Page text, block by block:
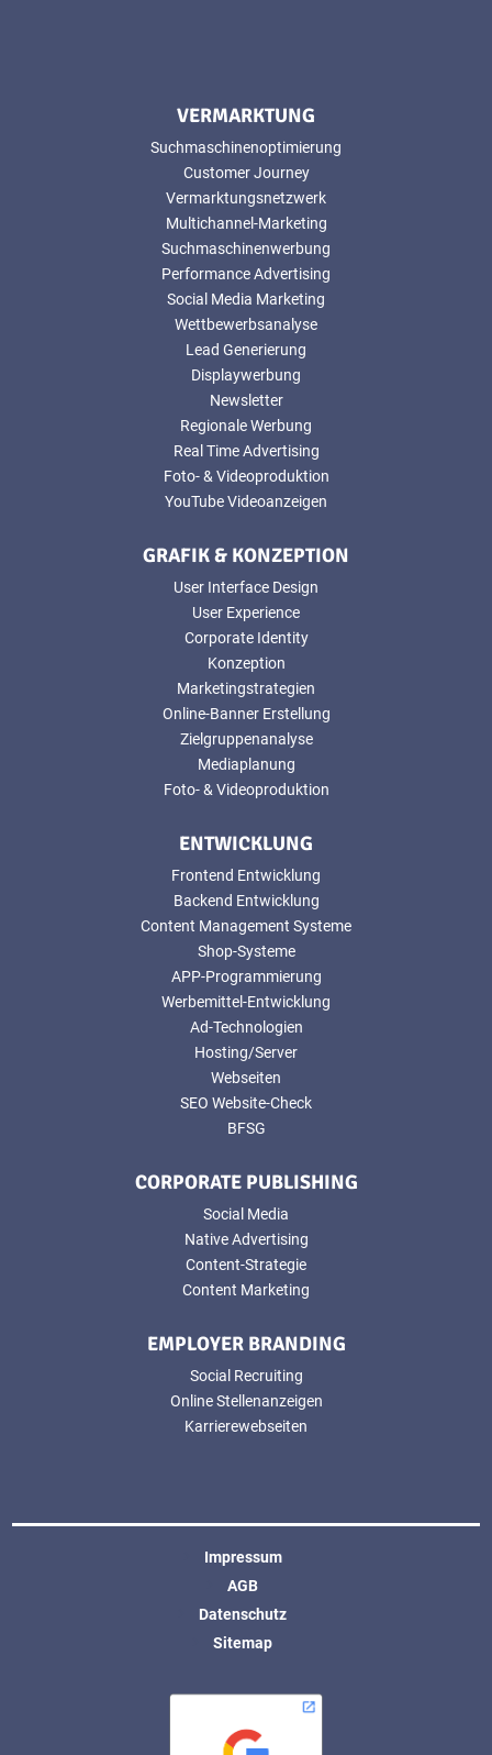
VERMARKTUNG
Suchmaschinenoptimierung
Customer Journey
Vermarktungsnetzwerk
Multichannel-Marketing
Suchmaschinenwerbung
Performance Advertising
Social Media Marketing
Wettbewerbsanalyse
Lead Generierung
Displaywerbung
Newsletter
Regionale Werbung
Real Time Advertising
Foto- & Videoproduktion
YouTube Videoanzeigen
GRAFIK & KONZEPTION
User Interface Design
User Experience
Corporate Identity
Konzeption
Marketingstrategien
Online-Banner Erstellung
Zielgruppenanalyse
Mediaplanung
Foto- & Videoproduktion
ENTWICKLUNG
Frontend Entwicklung
Backend Entwicklung
Content Management Systeme
Shop-Systeme
APP-Programmierung
Werbemittel-Entwicklung
Ad-Technologien
Hosting/Server
Webseiten
SEO Website-Check
BFSG
CORPORATE PUBLISHING
Social Media
Native Advertising
Content-Strategie
Content Marketing
EMPLOYER BRANDING
Social Recruiting
Online Stellenanzeigen
Karrierewebseiten
Impressum
AGB
Datenschutz
Sitemap